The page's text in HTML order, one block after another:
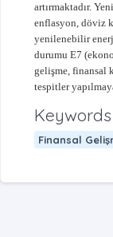
artırmaktadır.
enflasyon, döviz
yenilenebilir
durumu E7
gelişme, finansal
tespitler
Keywords
Finansal